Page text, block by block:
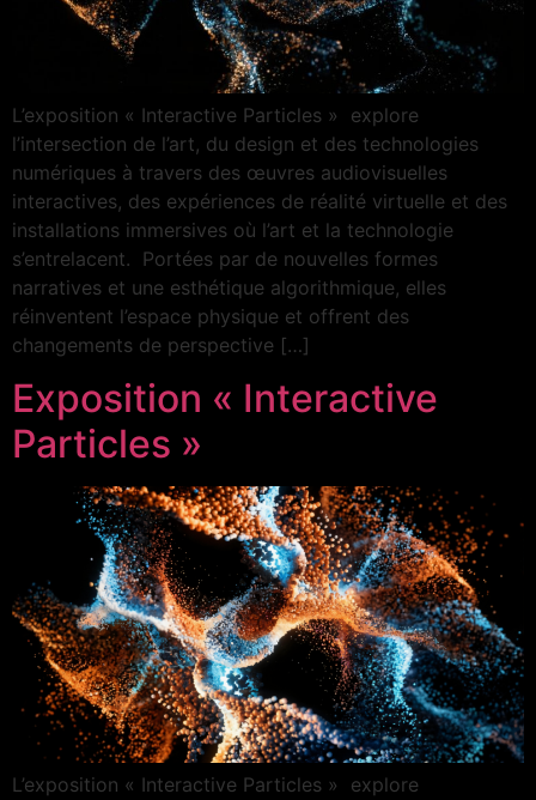
L’exposition « Interactive Particles » explore
l’intersection de l’art, du design et des technologies
numériques à travers des œuvres audiovisuelles
interactives, des expériences de réalité virtuelle et des
installations immersives où l’art et la technologie
s’entrelacent. Portées par de nouvelles formes
narratives et une esthétique algorithmique, elles
réinventent l’espace physique et offrent des
changements de perspective […]
Exposition « Interactive
Particles »
L’exposition « Interactive Particles » explore